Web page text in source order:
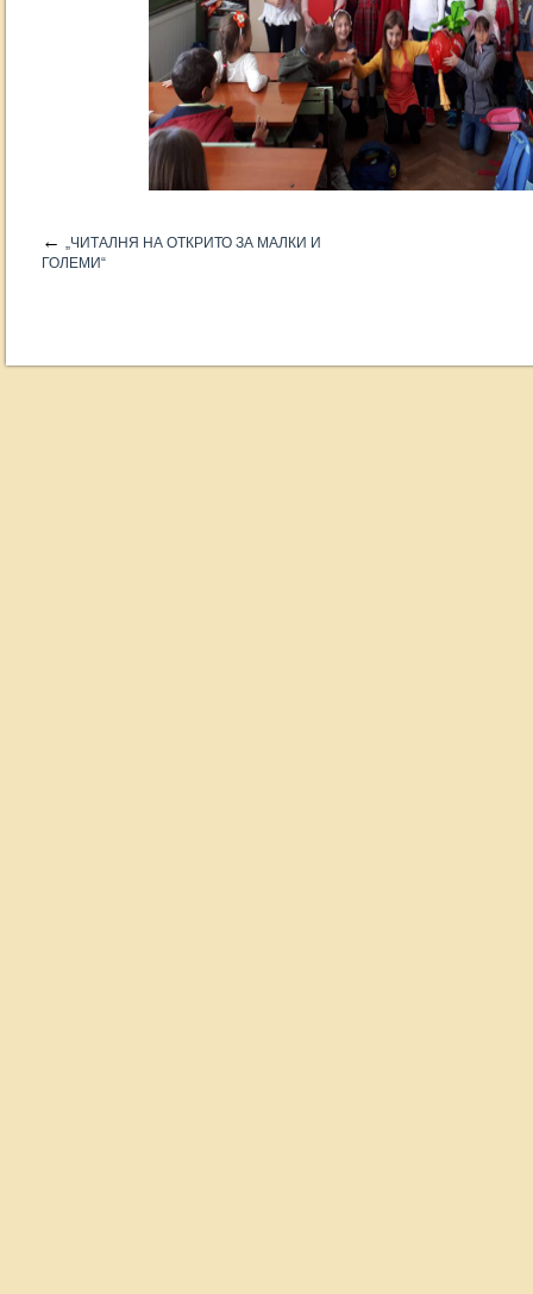
← „ЧИТАЛНЯ НА ОТКРИТО ЗА МАЛКИ И
ГОЛЕМИ“